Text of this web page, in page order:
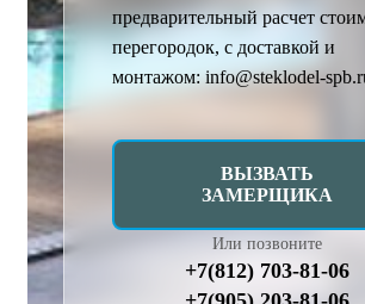
предварительный расчет
перегородок, с доставкой и
монтажом: info@steklodel-
ВЫЗВАТЬ
ЗАМЕРЩИКА
Или позвоните
+7(812) 703-81-06